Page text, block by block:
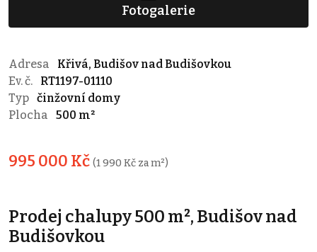
Fotogalerie
Adresa
Křivá, Budišov nad Budišovkou
Ev. č.
RT1197-01110
Typ činžovní domy
Plocha
500 m²
995 000 Kč (1 990 Kč za m²)
Prodej chalupy 500 m², Budišov nad
Budišovkou